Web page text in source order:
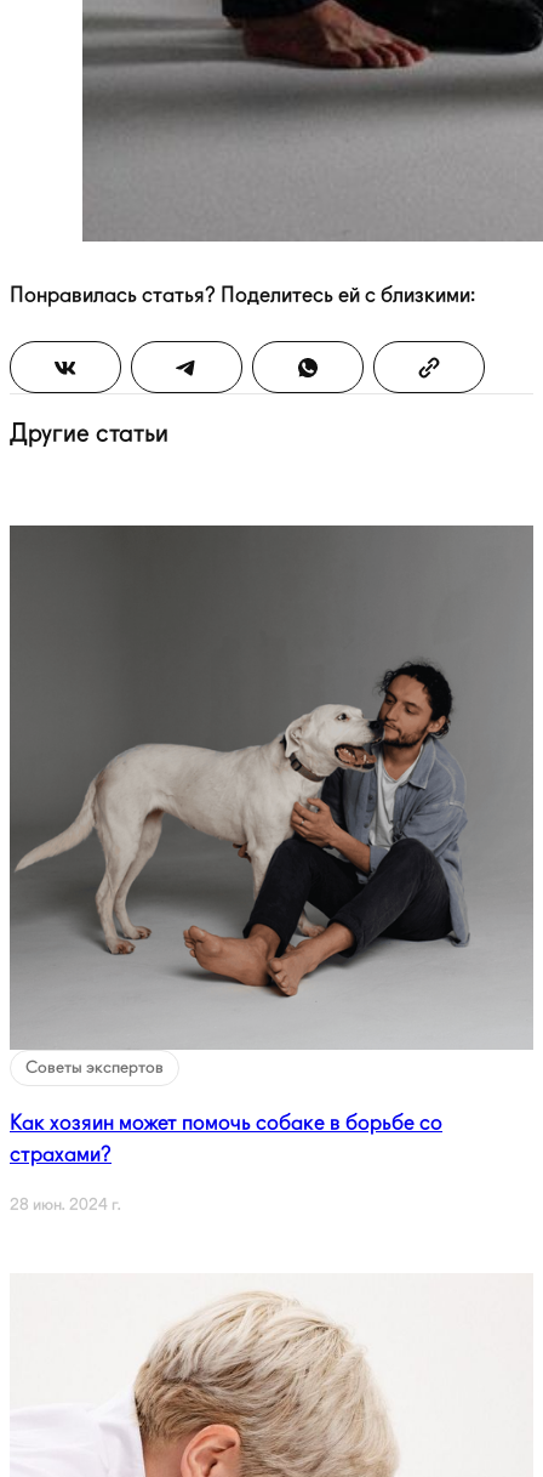
Понравилась статья? Поделитесь ей с близкими:
Другие статьи
Советы экспертов
Как хозяин может помочь собаке в борьбе со
страхами?
28 июн. 2024 г.